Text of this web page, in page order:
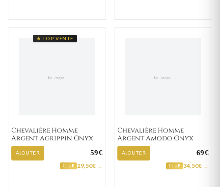
★ TOP VENTE
Chevalière Homme
Argent Agrippin Onyx
AJOUTER 59€
CLUB 29,50€ →
Chevalière Homme
Argent Amodo Onyx
AJOUTER 69€
CLUB 34,50€ →